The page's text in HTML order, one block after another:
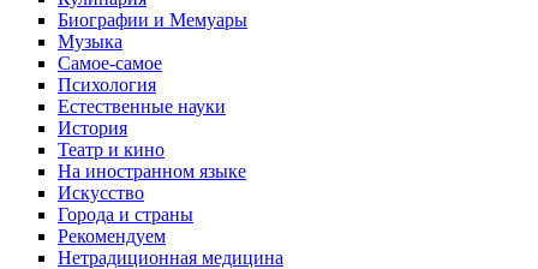
Биографии и Мемуары
Музыка
Самое-самое
Психология
Естественные науки
История
Театр и кино
На иностранном языке
Искусство
Города и страны
Рекомендуем
Нетрадиционная медицина